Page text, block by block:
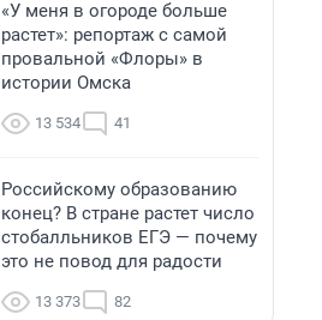
«У меня в огороде больше
растет»: репортаж с самой
провальной «Флоры» в
истории Омска
13 534 41
Российскому образованию
конец? В стране растет число
стобалльников ЕГЭ — почему
это не повод для радости
13 373 82